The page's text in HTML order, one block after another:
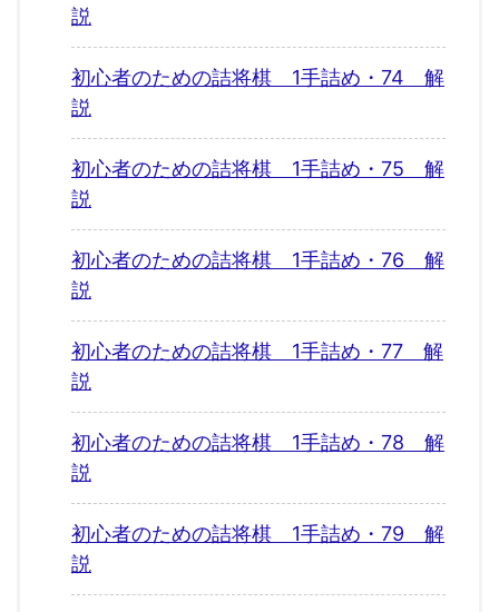
説
初心者のための詰将棋 1手詰め・74 解
説
初心者のための詰将棋 1手詰め・75 解
説
初心者のための詰将棋 1手詰め・76 解
説
初心者のための詰将棋 1手詰め・77 解
説
初心者のための詰将棋 1手詰め・78 解
説
初心者のための詰将棋 1手詰め・79 解
説